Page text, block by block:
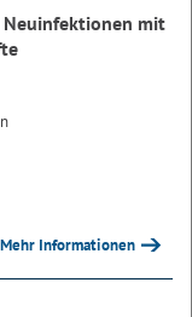
Neuinfektionen mit
Mehr Informationen